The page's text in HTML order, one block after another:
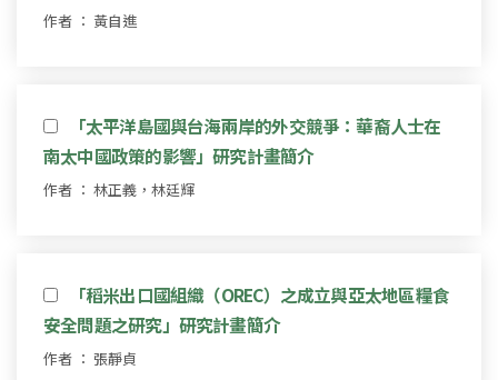
作者 ： 黃自進
「太平洋島國與台海兩岸的外交競爭：華裔人士在
南太中國政策的影響」研究計畫簡介
作者 ： 林正義，林廷輝
「稻米出口國組織（OREC）之成立與亞太地區糧食
安全問題之研究」研究計畫簡介
作者 ： 張靜貞